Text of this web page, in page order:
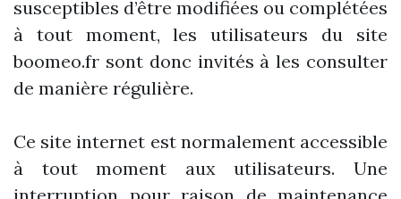
susceptibles d’être modifiées ou complétées
à tout moment, les utilisateurs du site
boomeo.fr sont donc invités à les consulter
de manière régulière.
Ce site internet est normalement accessible
à tout moment aux utilisateurs. Une